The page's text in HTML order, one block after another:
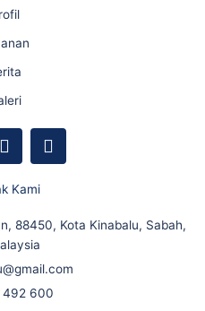
Y
o
t
b
e
I
n
g
a
m
Kami
88450, Kota Kinabalu, Sabah,
492 600